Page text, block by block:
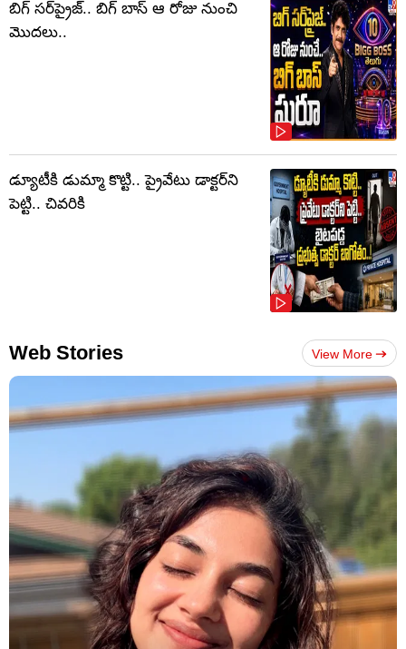
బిగ్ సర్‌ప్రైజ్‌.. బిగ్ బాస్‌ ఆ రోజు నుంచి
మొదలు..
డ్యూటీకి డుమ్మా కొట్టి.. ప్రైవేటు డాక్టర్‌ని
పెట్టి.. చివరికి
Web Stories View More